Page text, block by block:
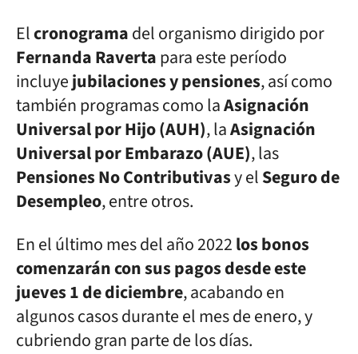
Elcronogramadel organismo dirigido por
Fernanda Ravertapara este período
incluyejubilaciones y pensiones, así como
también programas como laAsignación
Universal por Hijo(AUH), laAsignación
Universal por Embarazo(AUE), las
Pensiones No Contributivasy elSeguro de
Desempleo, entre otros.
En el último mes del año 2022los bonos
comenzarán con sus pagos desde este
jueves 1 de diciembre, acabando en
algunos casos durante el mes de enero, y
cubriendo gran parte de los días.